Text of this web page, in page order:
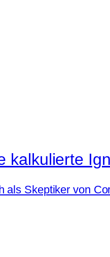
kalkulierte
als Skeptiker von